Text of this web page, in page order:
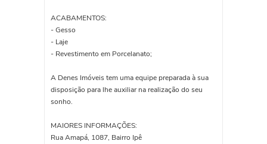
ACABAMENTOS:
- Gesso
- Laje
- Revestimento em Porcelanato;
A Denes Imóveis tem uma equipe preparada à sua
disposição para lhe auxiliar na realização do seu
sonho.
MAIORES INFORMAÇÕES:
Rua Amapá, 1087, Bairro Ipê